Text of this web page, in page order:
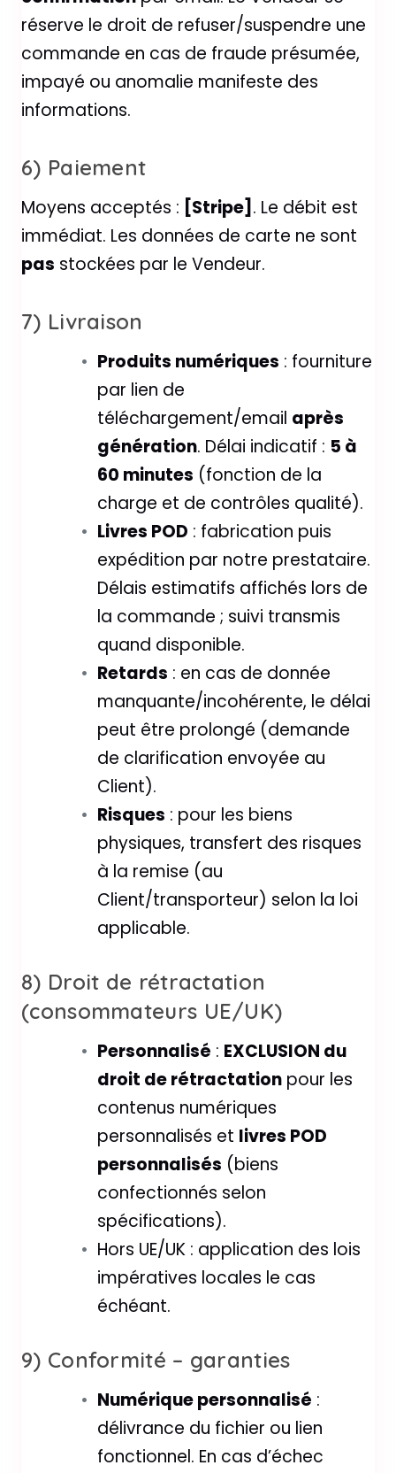
réserve le droit de refuser/suspendre une
commande en cas de fraude présumée,
impayé ou anomalie manifeste des
informations.
6) Paiement
Moyens acceptés : [Stripe] . Le débit est
immédiat. Les données de carte ne sont
pas stockées par le Vendeur.
7) Livraison
Produits numériques : fourniture
par lien de
téléchargement/email après
génération. Délai indicatif : 5 à
60 minutes (fonction de la
charge et de contrôles qualité).
Livres POD : fabrication puis
expédition par notre prestataire.
Délais estimatifs affichés lors de
la commande ; suivi transmis
quand disponible.
Retards : en cas de donnée
manquante/incohérente, le délai
peut être prolongé (demande
de clarification envoyée au
Client).
Risques : pour les biens
physiques, transfert des risques
à la remise (au
Client/transporteur) selon la loi
applicable.
8) Droit de rétractation
(consommateurs UE/UK)
Personnalisé : EXCLUSION du
droit de rétractationpour les
contenus numériques
personnalisés et livres POD
personnalisés (biens
confectionnés selon
spécifications).
Hors UE/UK : application des lois
impératives locales le cas
échéant.
9) Conformité – garanties
Numérique personnalisé :
délivrance du fichier ou lien
fonctionnel. En cas d’échec